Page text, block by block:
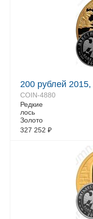
200 рублей
COIN-4880
Редкие
лось
Золото
327 252 ₽